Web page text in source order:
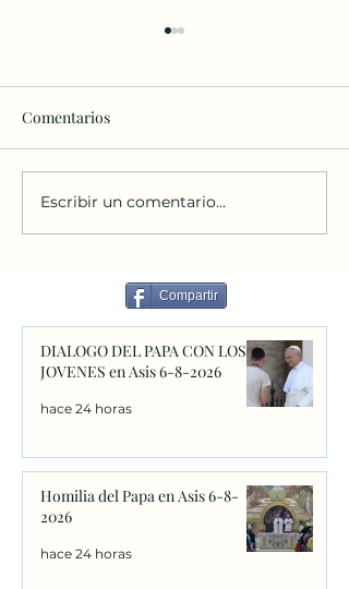
La Archidiócesis de
Santiago inicia el proceso
Juan de Navarrete con la
firma de los primeros
decretos en Sanxenxo
Comentarios
Escribir un comentario...
Compartir
DIALOGO DEL PAPA CON LOS
JOVENES en Asis 6-8-2026
hace 24 horas
Homilia del Papa en Asis 6-8-
2026
hace 24 horas